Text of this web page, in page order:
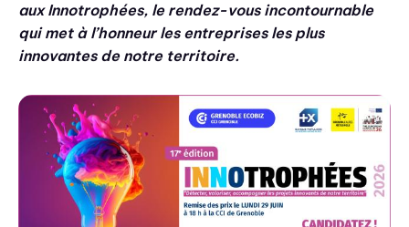
aux Innotrophées, le rendez-vous incontournable
qui met à l’honneur les entreprises les plus
innovantes de notre territoire.